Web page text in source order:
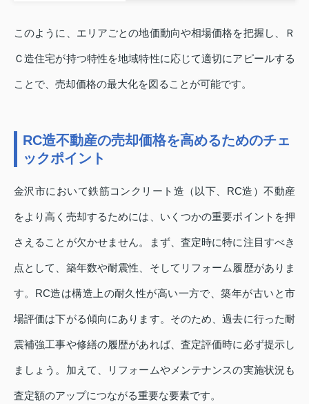
このように、エリアごとの地価動向や相場価格を把握し、Ｒ
Ｃ造住宅が持つ特性を地域特性に応じて適切にアピールする
ことで、売却価格の最大化を図ることが可能です。
RC造不動産の売却価格を高めるためのチェ
ックポイント
金沢市において鉄筋コンクリート造（以下、RC造）不動産
をより高く売却するためには、いくつかの重要ポイントを押
さえることが欠かせません。まず、査定時に特に注目すべき
点として、築年数や耐震性、そしてリフォーム履歴がありま
す。RC造は構造上の耐久性が高い一方で、築年が古いと市
場評価は下がる傾向にあります。そのため、過去に行った耐
震補強工事や修繕の履歴があれば、査定評価時に必ず提示し
ましょう。加えて、リフォームやメンテナンスの実施状況も
査定額のアップにつながる重要な要素です。